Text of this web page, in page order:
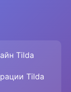
Tilda
Tilda